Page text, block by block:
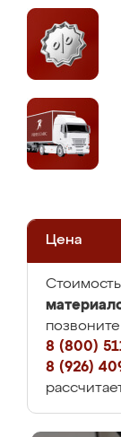
Цена
8 (800)
8 (926)